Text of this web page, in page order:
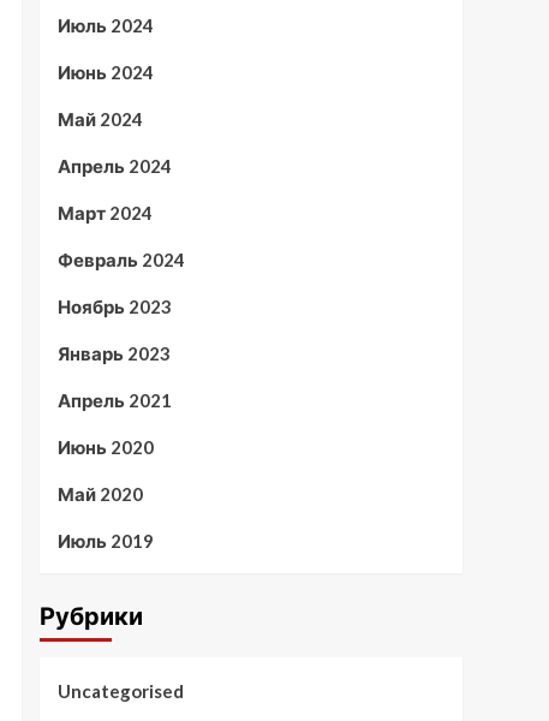
Июль 2024
Июнь 2024
Май 2024
Апрель 2024
Март 2024
Февраль 2024
Ноябрь 2023
Январь 2023
Апрель 2021
Июнь 2020
Май 2020
Июль 2019
Рубрики
Uncategorised